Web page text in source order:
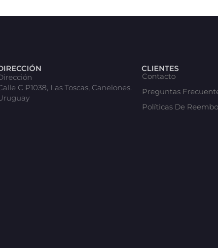
C P1038, Las Toscas, Canelones.
CLIENTES
Contacto
Preguntas
Políticas De